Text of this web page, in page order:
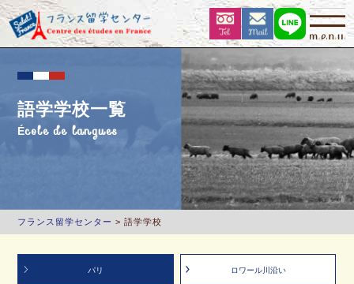
語学学校一覧
École de langues
フランス留学センター >語学学校
パリ ロワール川沿い